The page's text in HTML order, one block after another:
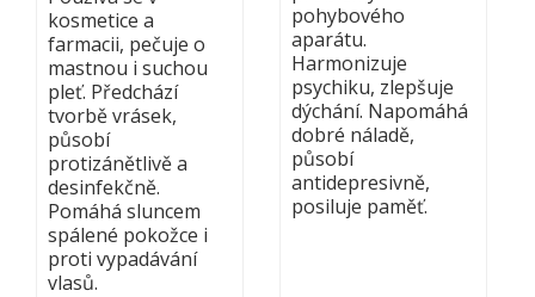
kosmetice a
farmacii, pečuje o
mastnou i suchou
pleť. Předchází
tvorbě vrásek,
působí
protizánětlivě a
desinfekčně.
Pomáhá sluncem
spálené pokožce i
proti vypadávání
vlasů.
pohybového
aparátu.
Harmonizuje
psychiku, zlepšuje
dýchání. Napomáhá
dobré náladě,
působí
antidepresivně,
posiluje paměť.